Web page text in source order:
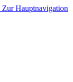
Zur Hauptnavigation